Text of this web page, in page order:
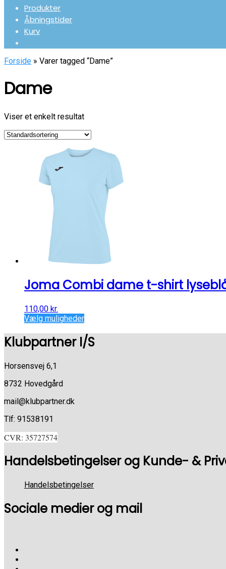
Produkter
Åbningstider
Kurv
Forside » Varer tagged “Dame”
Dame
Viser et enkelt resultat
Joma Combi dame t-shirt
110,00 kr.
Vælg muligheder
Klubpartner I/S
Horsensvej 6,1
8732 Hovedgård
mail@klubpartner.dk
Tlf: 91538191
CVR: 35727574
Handelsbetingelser og Kunde- &
Handelsbetingelser
Sociale medier og mail